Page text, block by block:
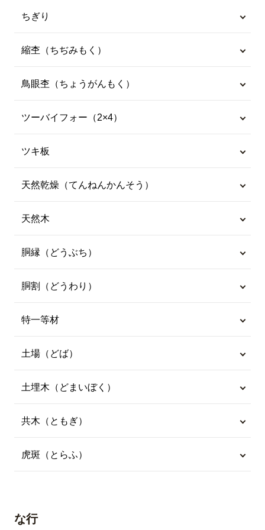
ちぎり
縮杢（ちぢみもく）
鳥眼杢（ちょうがんもく）
ツーバイフォー（2×4）
ツキ板
天然乾燥（てんねんかんそう）
天然木
胴縁（どうぶち）
胴割（どうわり）
特一等材
土場（どば）
土埋木（どまいぼく）
共木（ともぎ）
虎斑（とらふ）
な行